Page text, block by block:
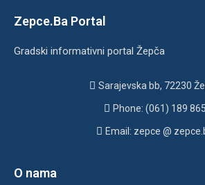
Zepce.Ba Portal
Gradski informativni portal Žepča
Sarajevska bb, 72230
Phone: (061) 189 865
Email: zepce @
O nama